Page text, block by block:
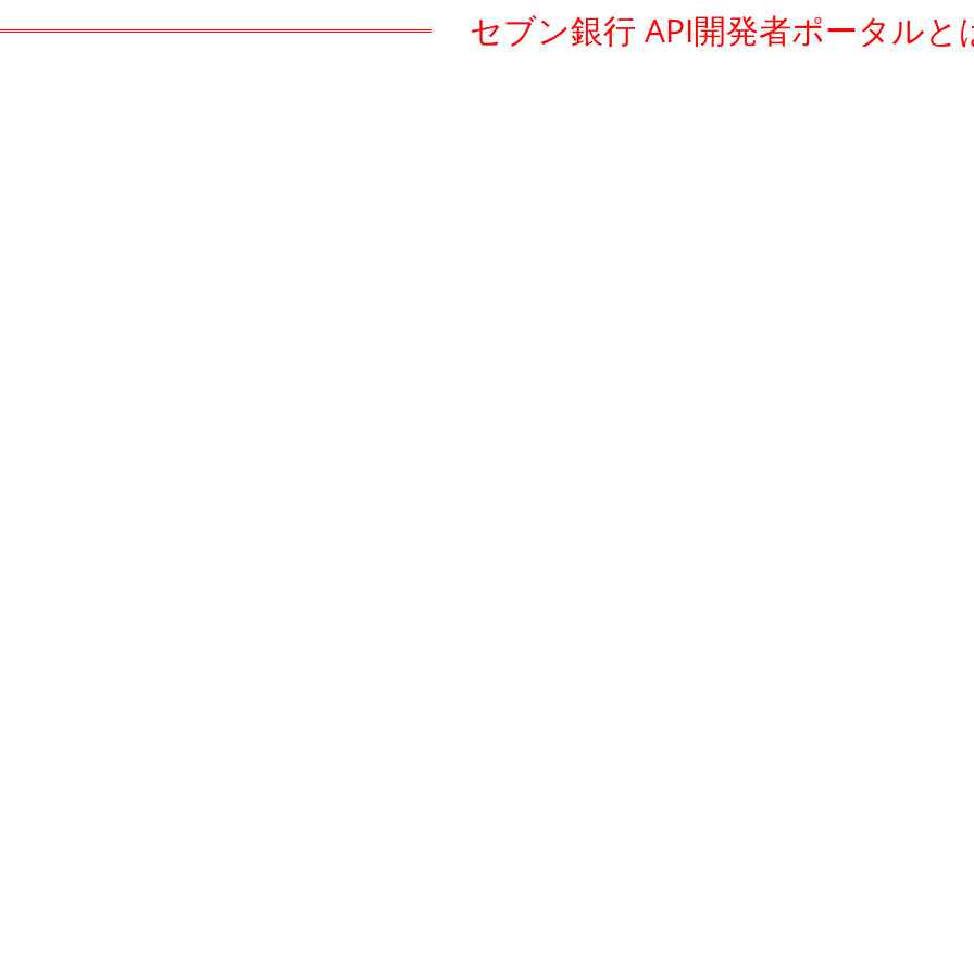
セブン銀行 API開発者ポータルと